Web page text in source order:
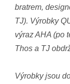
bratrem,
TJ). Výrobky
výraz AHA (po
Thos a TJ
Výrobky jsou